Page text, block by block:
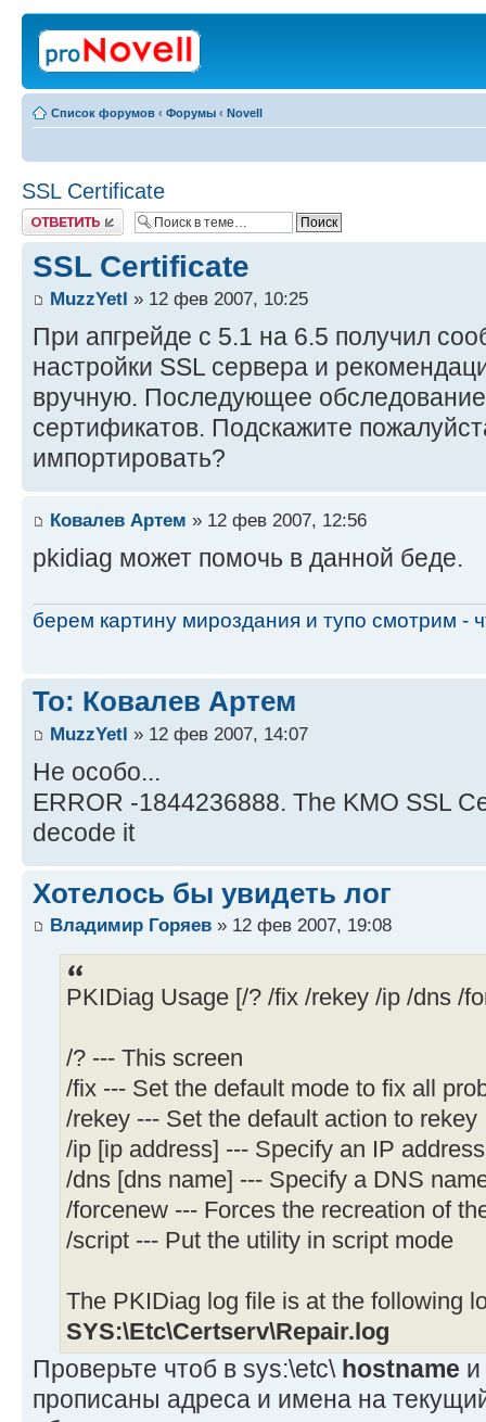
Список форумов ‹ Форумы ‹ Novell
SSL Certificate
Ответить
SSL Certificate
MuzzYetI » 12 фев 2007, 10:25
При апгрейде с 5.1 на 6.5 получил
настройки SSL сервера и
вручную. Последующее обследование
сертификатов. Подскажите
импортировать?
Ковалев Артем » 12 фев 2007, 12:56
pkidiag может помочь в данной беде.
берем картину мироздания и тупо смотрим -
To: Ковалев Артем
MuzzYetI » 12 фев 2007, 14:07
Не особо...
ERROR -1844236888. The KMO SSL
decode it
Хотелось бы увидеть лог
Владимир Горяев » 12 фев 2007, 19:08
PKIDiag Usage [/? /fix /rekey /ip /dns /
/? --- This screen
/fix --- Set the default mode to fix all
/rekey --- Set the default action to rekey
/ip [ip address] --- Specify an IP address
/dns [dns name] --- Specify a DNS
/forcenew --- Forces the recreation of
/script --- Put the utility in script mode
The PKIDiag log file is at the following
SYS:\Etc\Certserv\Repair.log
Проверьте чтоб в sys:\etc\ hostname и
прописаны адреса и имена на